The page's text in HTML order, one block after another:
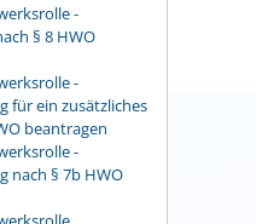
-
§ 8 HWO
-
für ein zusätzliches
beantragen
-
nach § 7b HWO